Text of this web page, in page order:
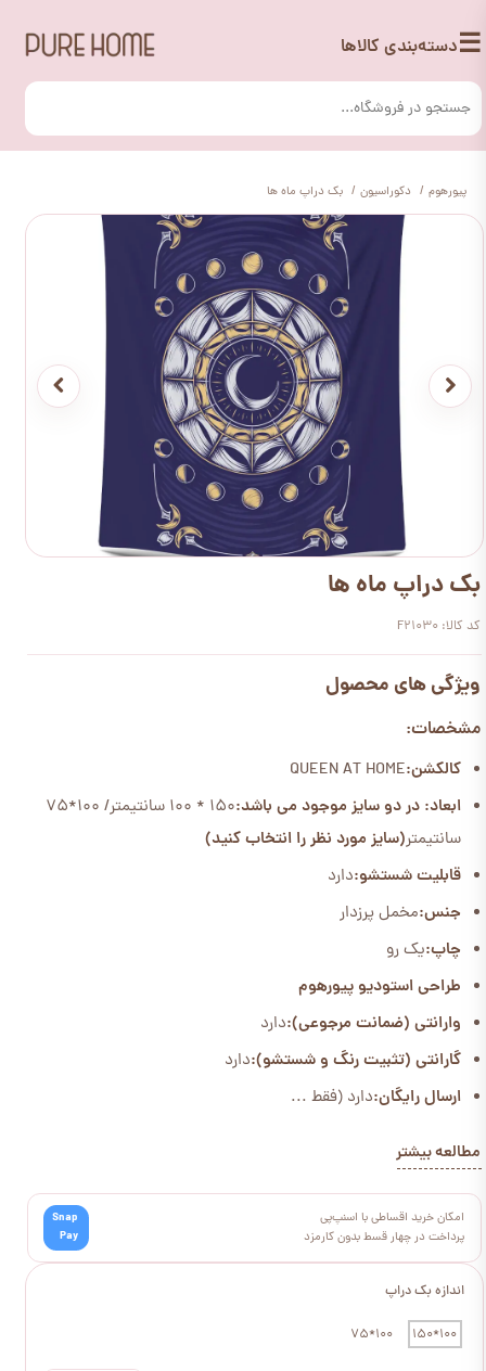
☰دسته‌بندی کالاها
پیورهوم دکوراسیون بک دراپ ماه ها
اندازه بک دراپ
100*150
100*75
بک دراپ ماه ها
کد کالا: F21030
ویژگی های محصول
مشخصات:
کالکشن:QUEEN AT HOME
ابعاد: در دو سایز موجود می باشد:
150 * 100 سانتیمتر/ 100*75
سانتیمتر(سایز مورد نظر را انتخاب کنید)
قابلیت شستشو:دارد
جنس:مخمل پرزدار
چاپ:یک رو
طراحی استودیو پیورهوم
وارانتی (ضمانت مرجوعی):دارد
گارانتی (تثبیت رنگ و شستشو):دارد
ارسال رایگان:دارد (فقط ...
مطالعه بیشتر
امکان خرید اقساطی با اسنپ‌پی
پرداخت در چهار قسط بدون کارمزد
Snap
Pay